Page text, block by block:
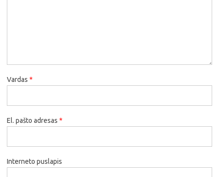
Vardas *
El. pašto adresas *
Interneto puslapis